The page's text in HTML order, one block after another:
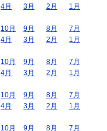
4月 3月 2月
1月
10月 9月 8月
7月
4月 3月 2月
1月
10月 9月 8月
7月
4月 3月 2月
1月
10月 9月 8月
7月
4月 3月 2月
1月
10月 9月 8月 7月